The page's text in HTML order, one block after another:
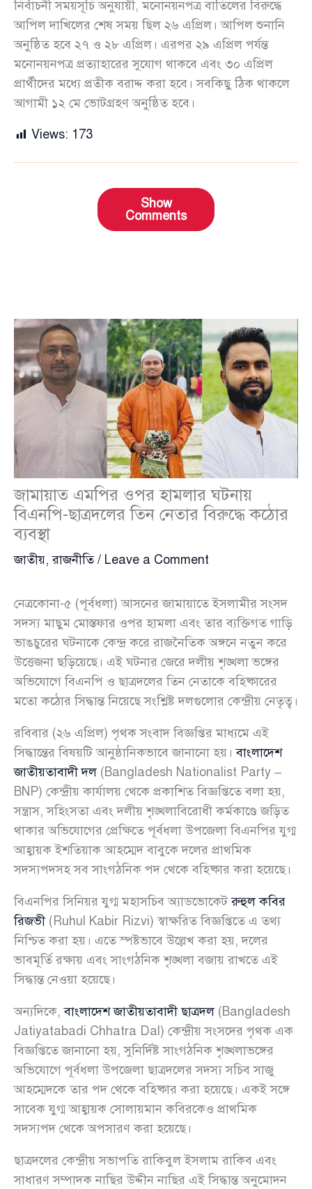
নির্বাচনী সময়সূচি অনুযায়ী, মনোনয়নপত্র বাতিলের বিরুদ্ধে
আপিল দাখিলের শেষ সময় ছিল ২৬ এপ্রিল। আপিল শুনানি
অনুষ্ঠিত হবে ২৭ ও ২৮ এপ্রিল। এরপর ২৯ এপ্রিল পর্যন্ত
মনোনয়নপত্র প্রত্যাহারের সুযোগ থাকবে এবং ৩০ এপ্রিল
প্রার্থীদের মধ্যে প্রতীক বরাদ্দ করা হবে। সবকিছু ঠিক থাকলে
আগামী ১২ মে ভোটগ্রহণ অনুষ্ঠিত হবে।
Views: 173
Show
Comments
জামায়াত এমপির ওপর হামলার ঘটনায়
বিএনপি-ছাত্রদলের তিন নেতার বিরুদ্ধে কঠোর
ব্যবস্থা
জাতীয়,রাজনীতি/ Leave a Comment
নেত্রকোনা-৫ (পূর্বধলা) আসনের জামায়াতে ইসলামীর সংসদ
সদস্য মাছুম মোস্তফার ওপর হামলা এবং তার ব্যক্তিগত গাড়ি
ভাঙচুরের ঘটনাকে কেন্দ্র করে রাজনৈতিক অঙ্গনে নতুন করে
উত্তেজনা ছড়িয়েছে। এই ঘটনার জেরে দলীয় শৃঙ্খলা ভঙ্গের
অভিযোগে বিএনপি ও ছাত্রদলের তিন নেতাকে বহিষ্কারের
মতো কঠোর সিদ্ধান্ত নিয়েছে সংশ্লিষ্ট দলগুলোর কেন্দ্রীয় নেতৃত্ব।
রবিবার (২৬ এপ্রিল) পৃথক সংবাদ বিজ্ঞপ্তির মাধ্যমে এই
সিদ্ধান্তের বিষয়টি আনুষ্ঠানিকভাবে জানানো হয়।বাংলাদেশ
জাতীয়তাবাদী দল(Bangladesh Nationalist Party –
BNP) কেন্দ্রীয় কার্যালয় থেকে প্রকাশিত বিজ্ঞপ্তিতে বলা হয়,
সন্ত্রাস, সহিংসতা এবং দলীয় শৃঙ্খলাবিরোধী কর্মকাণ্ডে জড়িত
থাকার অভিযোগের প্রেক্ষিতে পূর্বধলা উপজেলা বিএনপির যুগ্ম
আহ্বায়ক ইশতিয়াক আহম্মেদ বাবুকে দলের প্রাথমিক
সদস্যপদসহ সব সাংগঠনিক পদ থেকে বহিষ্কার করা হয়েছে।
বিএনপির সিনিয়র যুগ্ম মহাসচিব অ্যাডভোকেটরুহুল কবির
রিজভী(Ruhul Kabir Rizvi) স্বাক্ষরিত বিজ্ঞপ্তিতে এ তথ্য
নিশ্চিত করা হয়। এতে স্পষ্টভাবে উল্লেখ করা হয়, দলের
ভাবমূর্তি রক্ষায় এবং সাংগঠনিক শৃঙ্খলা বজায় রাখতে এই
সিদ্ধান্ত নেওয়া হয়েছে।
অন্যদিকে,বাংলাদেশ জাতীয়তাবাদী ছাত্রদল(Bangladesh
Jatiyatabadi Chhatra Dal) কেন্দ্রীয় সংসদের পৃথক এক
বিজ্ঞপ্তিতে জানানো হয়, সুনির্দিষ্ট সাংগঠনিক শৃঙ্খলাভঙ্গের
অভিযোগে পূর্বধলা উপজেলা ছাত্রদলের সদস্য সচিব সাজু
আহম্মেদকে তার পদ থেকে বহিষ্কার করা হয়েছে। একই সঙ্গে
সাবেক যুগ্ম আহ্বায়ক সোলায়মান কবিরকেও প্রাথমিক
সদস্যপদ থেকে অপসারণ করা হয়েছে।
ছাত্রদলের কেন্দ্রীয় সভাপতি রাকিবুল ইসলাম রাকিব এবং
সাধারণ সম্পাদক নাছির উদ্দীন নাছির এই সিদ্ধান্ত অনুমোদন